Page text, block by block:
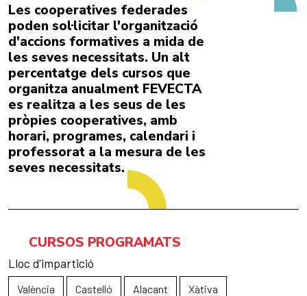
Les cooperatives federades
poden sol·licitar l'organització
d'accions formatives a mida de
les seves necessitats. Un alt
percentatge dels cursos que
organitza anualment FEVECTA
es realitza a les seus de les
pròpies cooperatives, amb
horari, programes, calendari i
professorat a la mesura de les
seves necessitats.
CURSOS PROGRAMATS
Lloc d'impartició
València Castelló Alacant Xàtiva